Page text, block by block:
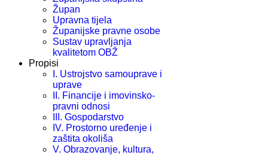
Župan
Upravna tijela
Županijske pravne osobe
Sustav upravljanja
kvalitetom OBŽ
Propisi
I. Ustrojstvo samouprave i
uprave
II. Financije i imovinsko-
pravni odnosi
III. Gospodarstvo
IV. Prostorno uređenje i
zaštita okoliša
V. Obrazovanje, kultura,